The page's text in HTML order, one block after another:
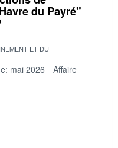
du Payré"
ET DU
mai 2026
Affaire